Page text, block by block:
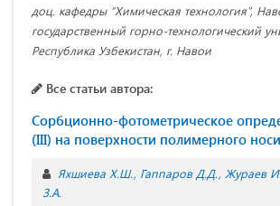
доц. кафедры “Химическая технология”,
государственный горно-технологический
Республика Узбекистан, г. Навои
Все статьи автора:
Сорбционно-фотометрическое
(III) на поверхности полимерного
Яхшиева Х.Ш. Гаппаров Д.Д. Жураев
З.А.